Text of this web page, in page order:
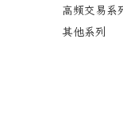
华泰人工
广发深度
高频交易系
A股高频研
其他系列